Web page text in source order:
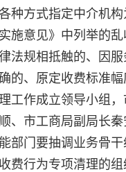
种方式指定中介机
意见》中列举的
法规相抵触的、因
的、原定收费标准
工作成立领导小组
市工商局副局长
部门要抽调业务骨
费行为专项清理的